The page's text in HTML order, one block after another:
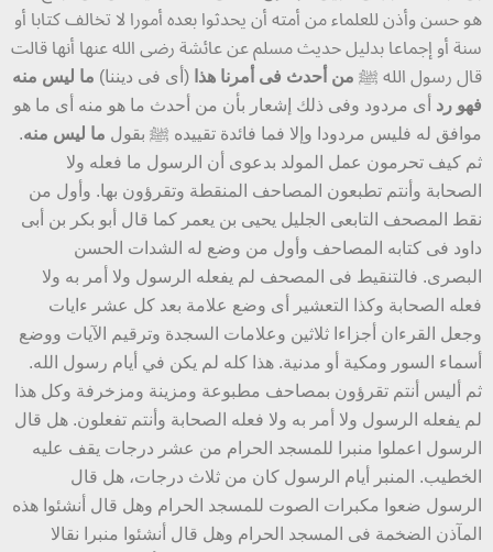
هو حسن وأذن للعلماء من أمته أن يحدثوا بعده أمورا لا تخالف كتابا أو
سنة أو إجماعا بدليل حديث مسلم عن عائشة رضى الله عنها أنها قالت
قال رسول الله ﷺ من أحدث فى أمرنا هذا (أى فى ديننا) ما ليس منه
فهو رد أى مردود وفى ذلك إشعار بأن من أحدث ما هو منه أى ما هو
موافق له فليس مردودا وإلا فما فائدة تقييده ﷺ بقول ما ليس منه.
ثم كيف تحرمون عمل المولد بدعوى أن الرسول ما فعله ولا
الصحابة وأنتم تطبعون المصاحف المنقطة وتقرؤون بها. وأول من
نقط المصحف التابعى الجليل يحيى بن يعمر كما قال أبو بكر بن أبى
داود فى كتابه المصاحف وأول من وضع له الشدات الحسن
البصرى. فالتنقيط فى المصحف لم يفعله الرسول ولا أمر به ولا
فعله الصحابة وكذا التعشير أى وضع علامة بعد كل عشر ءايات
وجعل القرءان أجزاءا ثلاثين وعلامات السجدة وترقيم الآيات ووضع
أسماء السور ومكية أو مدنية. هذا كله لم يكن في أيام رسول الله.
ثم أليس أنتم تقرؤون بمصاحف مطبوعة ومزينة ومزخرفة وكل هذا
لم يفعله الرسول ولا أمر به ولا فعله الصحابة وأنتم تفعلون. هل قال
الرسول اعملوا منبرا للمسجد الحرام من عشر درجات يقف عليه
الخطيب. المنبر أيام الرسول كان من ثلاث درجات، هل قال
الرسول ضعوا مكبرات الصوت للمسجد الحرام وهل قال أنشئوا هذه
المآذن الضخمة فى المسجد الحرام وهل قال أنشئوا منبرا نقالا